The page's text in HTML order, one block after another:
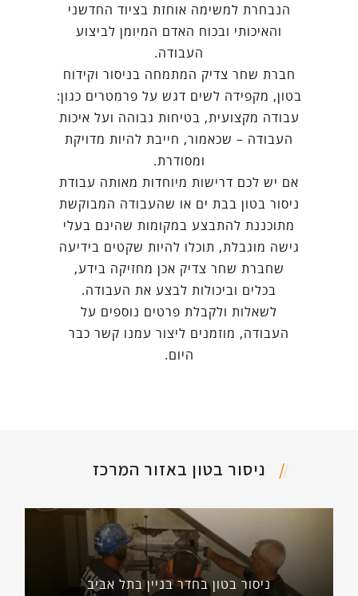
הנבחרת למשימה אוחזת בציוד החדשני
והאיכותי ובכוח האדם המיומן לביצוע
העבודה.
חברת שחר צדיק המתמחה בניסור וקידוח
בטון, מקפידה לשים דגש על פרמטרים כגון:
עבודה מקצועית, בטיחות גבוהה ועל איכות
העבודה – שכאמור, חייבת להיות מדויקת
ומסודרת.
אם יש לכם דרישות מיוחדות מאותה עבודת
ניסור בטון בבת ים או שהעבודה המבוקשת
מתוכננת להתבצע במקומות שהינם בעלי
גישה מוגבלת, תוכלו להיות שקטים בידיעה
שחברת שחר צדיק אכן מחזיקה בידע,
בכלים וביכולות לבצע את העבודה.
לשאלות ולקבלת פרטים נוספים על
העבודה, מוזמנים ליצור עמנו קשר כבר
היום.
ניסור בטון באזור המרכז
ניסור בטון בחדר בניין בתל אביב